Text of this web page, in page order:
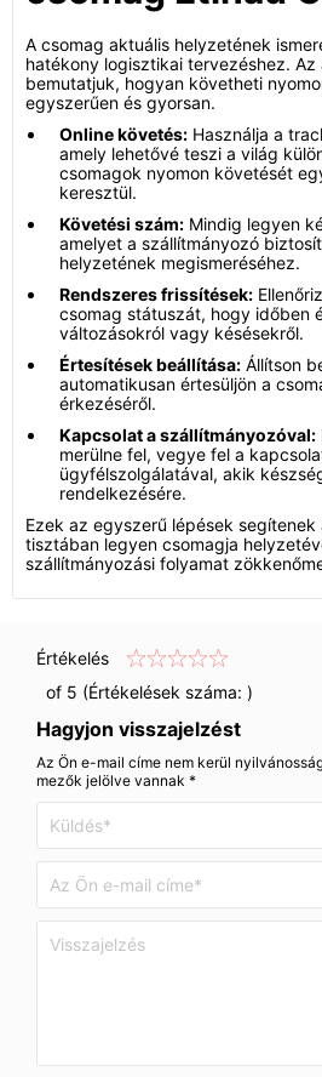
A csomag aktuális helyzetének
hatékony logisztikai tervezéshez. Az
bemutatjuk, hogyan követheti
egyszerűen és gyorsan.
Online követés: Használja a
amely lehetővé teszi a világ
csomagok nyomon követését
keresztül.
Követési szám: Mindig legyen
amelyet a szállítmányozó
helyzetének megismeréséhez.
Rendszeres frissítések:
csomag státuszát, hogy időben
változásokról vagy késésekről.
Értesítések beállítása: Állítson
automatikusan értesüljön a
érkezéséről.
Kapcsolat a szállítmányozóval:
merülne fel, vegye fel a
ügyfélszolgálatával, akik
rendelkezésére.
Ezek az egyszerű lépések
tisztában legyen csomagja
szállítmányozási folyamat
Értékelés
of 5 (Értékelések száma: )
Hagyjon visszajelzést
Az Ön e-mail címe nem kerül
mezők jelölve vannak *